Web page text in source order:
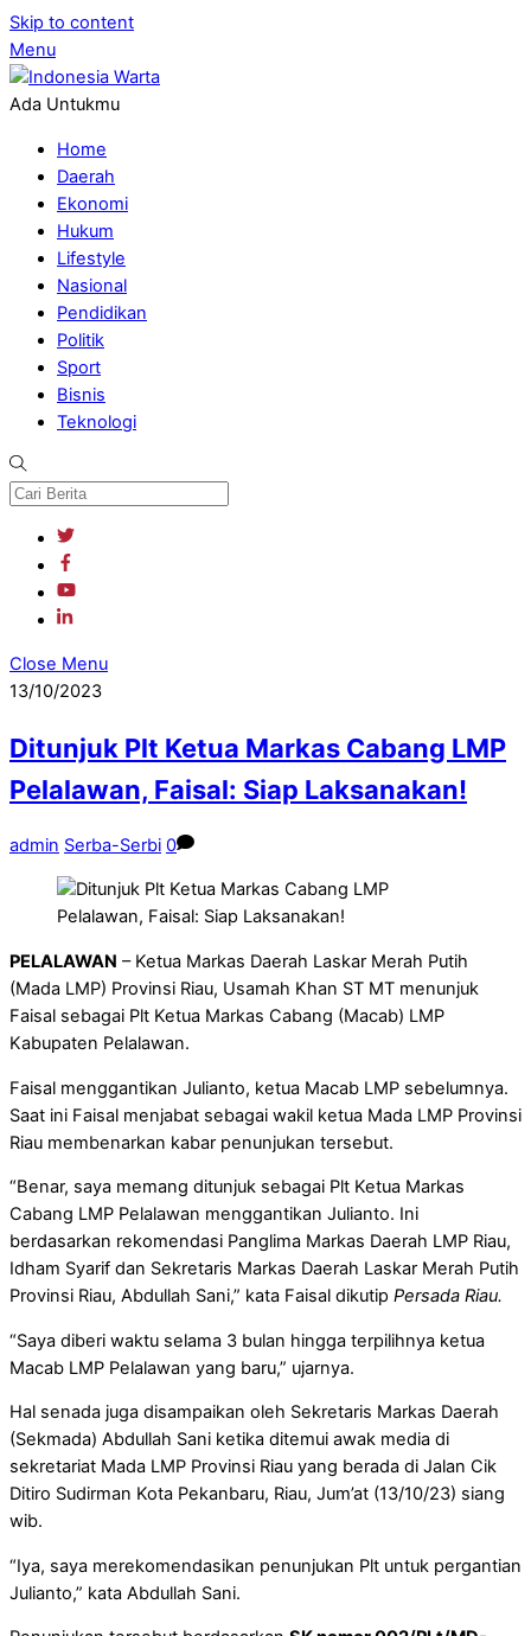
Skip to content
Menu
Ada Untukmu
Home
Daerah
Ekonomi
Hukum
Lifestyle
Nasional
Pendidikan
Politik
Sport
Bisnis
Teknologi
Close Menu
13/10/2023
Ditunjuk Plt Ketua Markas Cabang LMP
Pelalawan, Faisal: Siap Laksanakan!
admin Serba-Serbi 0
PELALAWAN – Ketua Markas Daerah Laskar Merah Putih
(Mada LMP) Provinsi Riau, Usamah Khan ST MT menunjuk
Faisal sebagai Plt Ketua Markas Cabang (Macab) LMP
Kabupaten Pelalawan.
Faisal menggantikan Julianto, ketua Macab LMP sebelumnya.
Saat ini Faisal menjabat sebagai wakil ketua Mada LMP Provinsi
Riau membenarkan kabar penunjukan tersebut.
“Benar, saya memang ditunjuk sebagai Plt Ketua Markas
Cabang LMP Pelalawan menggantikan Julianto. Ini
berdasarkan rekomendasi Panglima Markas Daerah LMP Riau,
Idham Syarif dan Sekretaris Markas Daerah Laskar Merah Putih
Provinsi Riau, Abdullah Sani,” kata Faisal dikutip Persada Riau.
“Saya diberi waktu selama 3 bulan hingga terpilihnya ketua
Macab LMP Pelalawan yang baru,” ujarnya.
Hal senada juga disampaikan oleh Sekretaris Markas Daerah
(Sekmada) Abdullah Sani ketika ditemui awak media di
sekretariat Mada LMP Provinsi Riau yang berada di Jalan Cik
Ditiro Sudirman Kota Pekanbaru, Riau, Jum’at (13/10/23) siang
wib.
“Iya, saya merekomendasikan penunjukan Plt untuk pergantian
Julianto,” kata Abdullah Sani.